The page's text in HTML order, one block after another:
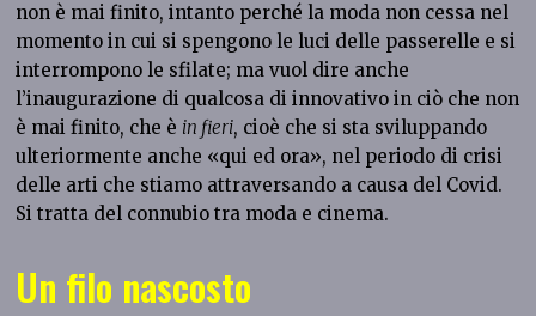
non è mai finito, intanto perché la moda non cessa nel
momento in cui si spengono le luci delle passerelle e si
interrompono le sfilate; ma vuol dire anche
l’inaugurazione di qualcosa di innovativo in ciò che non
è mai finito, che è in fieri, cioè che si sta sviluppando
ulteriormente anche «qui ed ora», nel periodo di crisi
delle arti che stiamo attraversando a causa del Covid.
Si tratta del connubio tra moda e cinema.
Un filo nascosto